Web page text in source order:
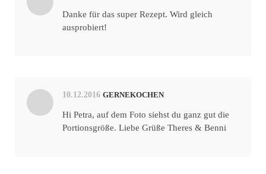
Danke für das super Rezept. Wird gleich
ausprobiert!
10.12.2016 GERNEKOCHEN
Hi Petra, auf dem Foto siehst du ganz gut die
Portionsgröße. Liebe Grüße Theres & Benni